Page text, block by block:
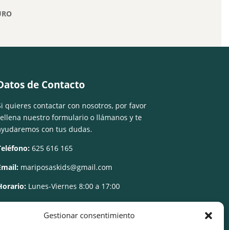
Gestionar consentimiento
de Contacto
quieres contactar con nosotros, por favor
nuestro formulario o llámanos y te
con tus dudas.
625 616 165
mariposaskids@gmail.com
Lunes-Viernes 8:00 a 17:00